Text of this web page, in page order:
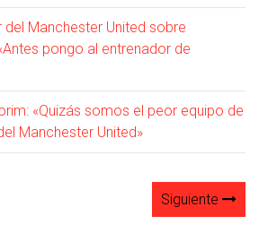
del Manchester United sobre
pongo al entrenador de
«Quizás somos el peor equipo de
Manchester United»
Siguiente